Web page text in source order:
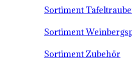
Sortiment
Sortiment
Sortiment Zubehör